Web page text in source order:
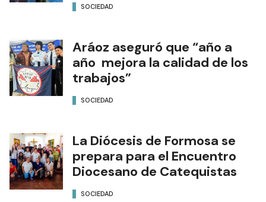
SOCIEDAD
Aráoz aseguró que “año a
año mejora la calidad de los
trabajos”
SOCIEDAD
La Diócesis de Formosa se
prepara para el Encuentro
Diocesano de Catequistas
SOCIEDAD